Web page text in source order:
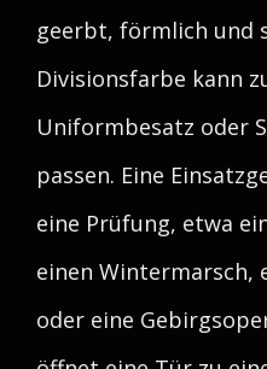
geerbt, förmlich und
Divisionsfarbe kann
Uniformbesatz oder
passen. Eine
eine Prüfung, etwa
einen Wintermarsch,
oder eine